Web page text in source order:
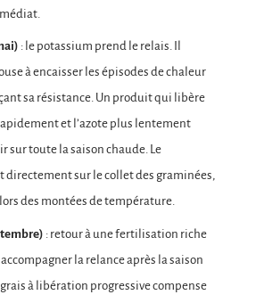
: le potassium prend le relais. Il
à encaisser les épisodes de chaleur
sa résistance. Un produit qui libère
et l’azote plus lentement
sur toute la saison chaude. Le
directement sur le collet des graminées,
des montées de température.
: retour à une fertilisation riche
la relance après la saison
à libération progressive compense